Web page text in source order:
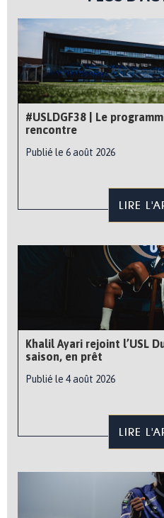
#USLDGF38 | Le
rencontre
Publié le 6 août 2026
LIRE
Khalil Ayari rejoint l’USL
saison, en prêt
Publié le 4 août 2026
LIRE